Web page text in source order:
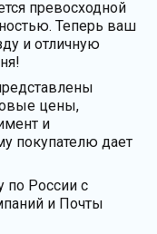
превосходной
Теперь ваш
и отличную
цены,
и
покупателю дает
по России с
и Почты